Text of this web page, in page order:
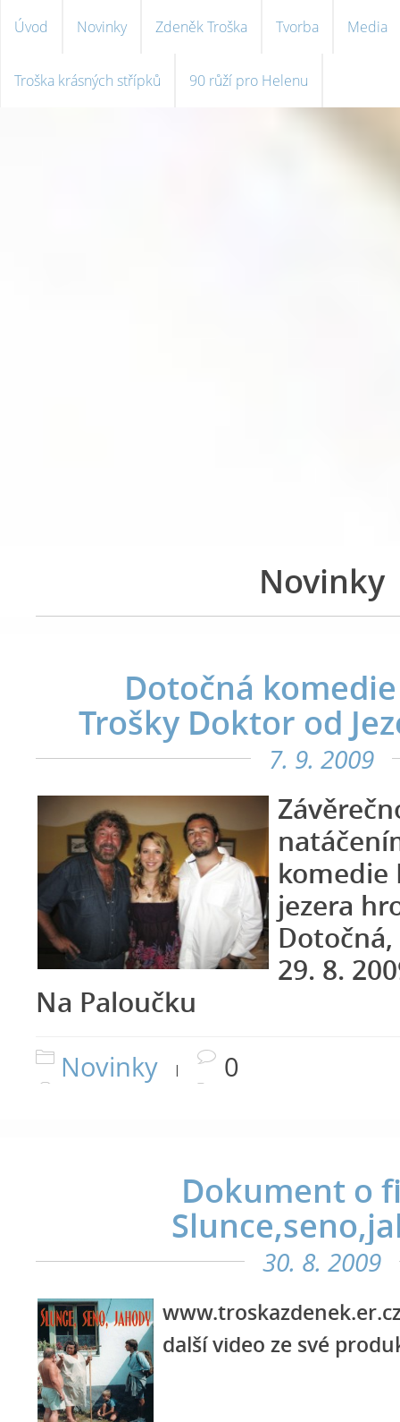
Úvod Novinky Zdeněk Troška Tvorba Media
Troška krásných střípků 90 růží pro Helenu
Novinky
Dotočná
Trošky Doktor od
7. 9. 2009
komedie
jezera
29. 8.
Na Paloučku
Novinky | 0
Dokument o
30. 8. 2009
další video ze své